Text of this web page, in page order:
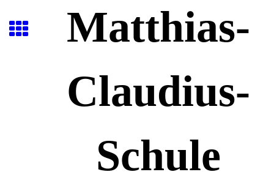
Matthias-
Claudius-
Schule